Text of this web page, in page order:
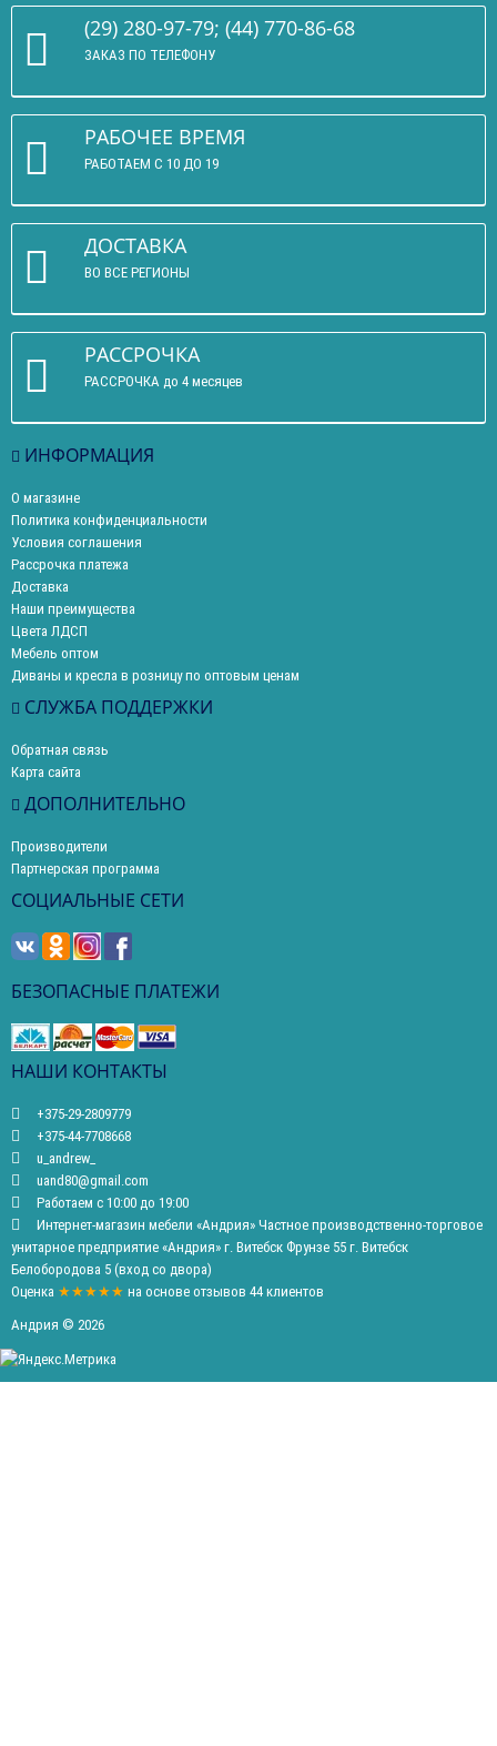
(29) 280-97-79; (44) 770-86-68
ЗАКАЗ ПО ТЕЛЕФОНУ
РАБОЧЕЕ ВРЕМЯ
РАБОТАЕМ С 10 ДО 19
ДОСТАВКА
ВО ВСЕ РЕГИОНЫ
РАССРОЧКА
РАССРОЧКА до 4 месяцев
ИНФОРМАЦИЯ
О магазине
Политика конфиденциальности
Условия соглашения
Рассрочка платежа
Доставка
Наши преимущества
Цвета ЛДСП
Мебель оптом
Диваны и кресла в розницу по оптовым ценам
СЛУЖБА ПОДДЕРЖКИ
Обратная связь
Карта сайта
ДОПОЛНИТЕЛЬНО
Производители
Партнерская программа
СОЦИАЛЬНЫЕ СЕТИ
БЕЗОПАСНЫЕ ПЛАТЕЖИ
НАШИ КОНТАКТЫ
+375-29-2809779
+375-44-7708668
u_andrew_
uand80@gmail.com
Работаем с 10:00 до 19:00
Интернет-магазин мебели «Андрия» Частное производственно-торговое
унитарное предприятие «Андрия» г. Витебск Фрунзе 55 г. Витебск
Белобородова 5 (вход со двора)
Оценка ★★★★★ на основе отзывов 44 клиентов
Андрия © 2026